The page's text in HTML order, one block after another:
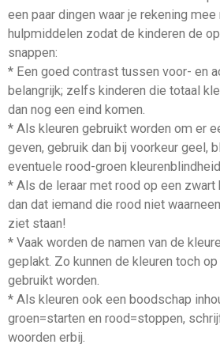
een paar dingen waar je rekening mee
hulpmiddelen zodat de kinderen de
snappen:
* Een goed contrast tussen voor- en
belangrijk; zelfs kinderen die totaal
dan nog een eind komen.
* Als kleuren gebruikt worden om er
geven, gebruik dan bij voorkeur geel,
eventuele rood-groen kleurenblindheid.
* Als de leraar met rood op een zwart
dan dat iemand die rood niet
ziet staan!
* Vaak worden de namen van de
geplakt. Zo kunnen de kleuren toch
gebruikt worden.
* Als kleuren ook een boodschap
groen=starten en rood=stoppen,
woorden erbij.